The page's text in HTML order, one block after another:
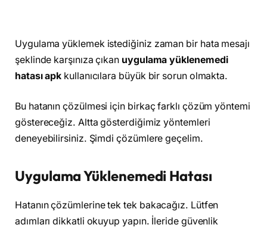
Uygulama yüklemek istediğiniz zaman bir hata mesajı
şeklinde karşınıza çıkan uygulama yüklenemedi
hatası apk kullanıcılara büyük bir sorun olmakta.
Bu hatanın çözülmesi için birkaç farklı çözüm yöntemi
göstereceğiz. Altta gösterdiğimiz yöntemleri
deneyebilirsiniz. Şimdi çözümlere geçelim.
Uygulama Yüklenemedi Hatası
Hatanın çözümlerine tek tek bakacağız. Lütfen
adımları dikkatli okuyup yapın. İleride güvenlik